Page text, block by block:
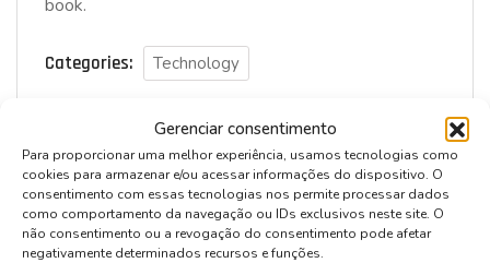
Gerenciar consentimento
Para proporcionar uma melhor experiência, usamos tecnologias como
cookies para armazenar e/ou acessar informações do dispositivo. O
consentimento com essas tecnologias nos permite processar dados
como comportamento da navegação ou IDs exclusivos neste site. O
não consentimento ou a revogação do consentimento pode afetar
negativamente determinados recursos e funções.
book.
Categories: Technology
Leave Comment